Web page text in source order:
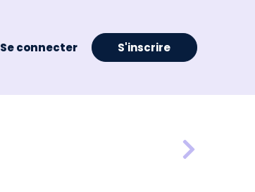
Se connecter S'inscrire